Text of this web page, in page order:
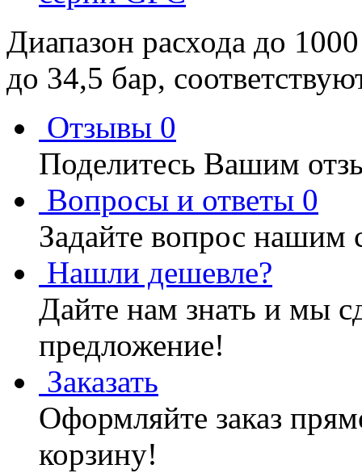
Диапазон расхода до
до 34,5 бар,
Отзывы 0
Поделитесь Вашим
Вопросы и ответы 0
Задайте вопрос нашим
Нашли дешевле?
Дайте нам знать и мы
предложение!
Заказать
Оформляйте заказ
корзину!